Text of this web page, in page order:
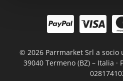
© 2026 Parrmarket Srl a socio
39040 Termeno (BZ) – Italia ·